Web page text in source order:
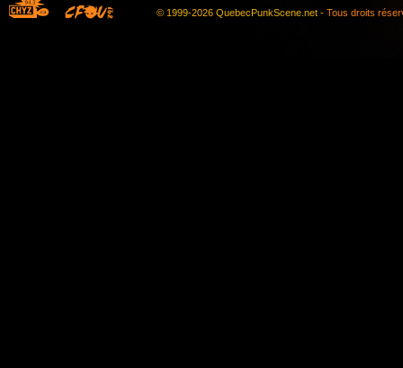
© 1999-2026 QuebecPunkScene.net - Tous droits